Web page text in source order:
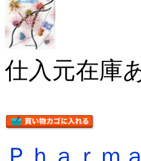
仕入元在庫
Ｐｈａｒ